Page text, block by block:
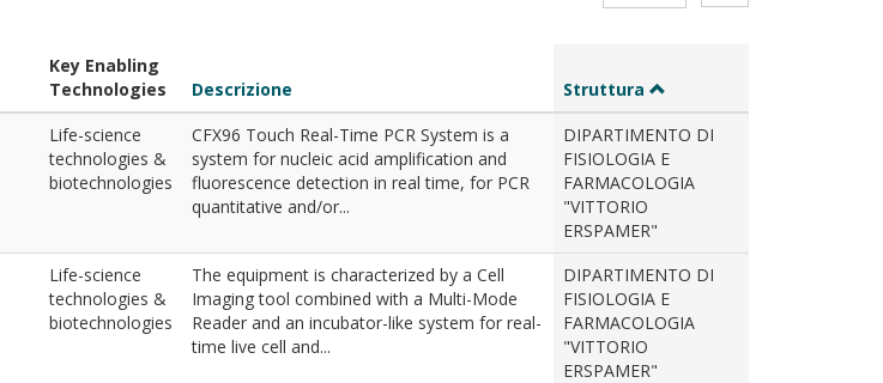
Key Enabling
Technologies
Descrizione
Struttura
Life-science
technologies &
biotechnologies
CFX96 Touch Real-Time PCR System is a
system for nucleic acid amplification and
fluorescence detection in real time, for PCR
quantitative and/or...
DIPARTIMENTO DI
FISIOLOGIA E
FARMACOLOGIA
"VITTORIO
ERSPAMER"
Life-science
technologies &
biotechnologies
The equipment is characterized by a Cell
Imaging tool combined with a Multi-Mode
Reader and an incubator-like system for real-
time live cell and...
DIPARTIMENTO DI
FISIOLOGIA E
FARMACOLOGIA
"VITTORIO
ERSPAMER"